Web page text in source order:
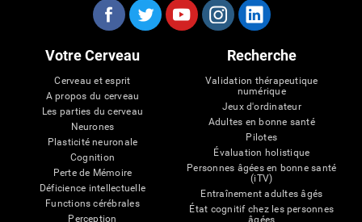
Votre Cerveau
Cerveau et esprit
A propos du cerveau
Les parties du cerveau
Neurones
Plasticité neuronale
Cognition
Perte de Mémoire
Déficience intellectuelle
Functions cérébrales
Perception
Recherche
Validation thérapeutique
numérique
Jeux d'ordinateur
Adultes en bonne santé
Pilotes
Évaluation holistique
Personnes âgées en bonne santé
(iTV)
Entraînement adultes âgés
État cognitif chez les personnes